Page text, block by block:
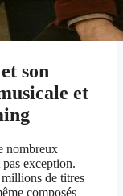
son
et
nombreux
exception.
millions de titres
composés